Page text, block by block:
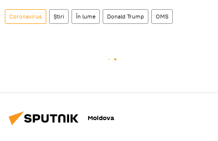
Coronavirus Știri În lume Donald Trump OMS
Moldova